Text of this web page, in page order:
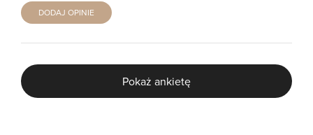
DODAJ OPINIE
Pokaż ankietę